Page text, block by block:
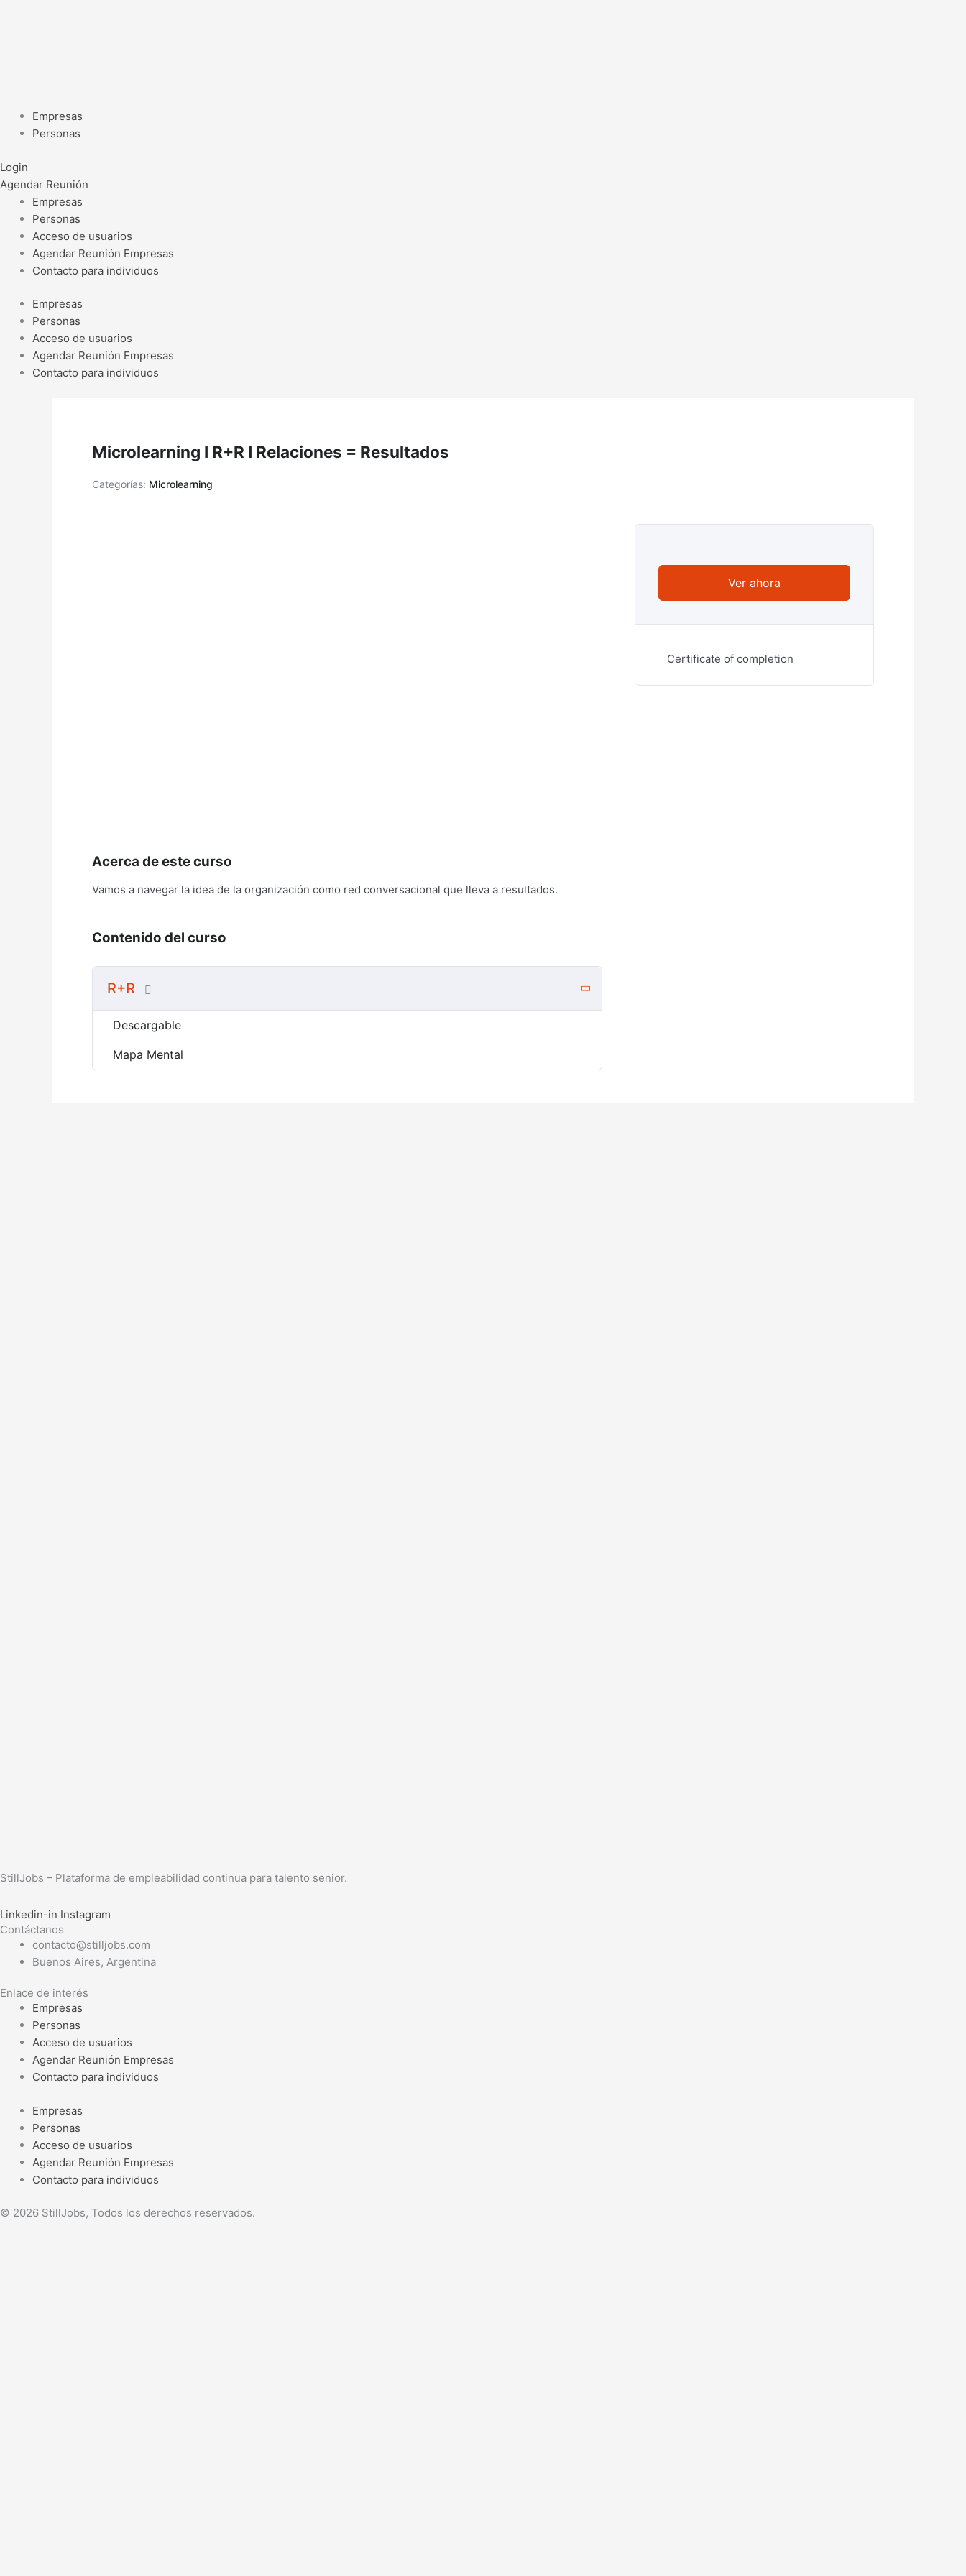
Empresas
Personas
Login
Agendar Reunión
Empresas
Personas
Acceso de usuarios
Agendar Reunión Empresas
Contacto para individuos
Empresas
Personas
Acceso de usuarios
Agendar Reunión Empresas
Contacto para individuos
Microlearning I R+R I Relaciones = Resultados
Categorías: Microlearning
Acerca de este curso
Vamos a navegar la idea de la organización como red conversacional que lleva a resultados.
Contenido del curso
R+R
Descargable
Mapa Mental
Ver ahora
Certificate of completion
StillJobs – Plataforma de empleabilidad continua para talento senior.
Linkedin-in Instagram
Contáctanos
contacto@stilljobs.com
Buenos Aires, Argentina
Enlace de interés
Empresas
Personas
Acceso de usuarios
Agendar Reunión Empresas
Contacto para individuos
Empresas
Personas
Acceso de usuarios
Agendar Reunión Empresas
Contacto para individuos
© 2026 StillJobs, Todos los derechos reservados.